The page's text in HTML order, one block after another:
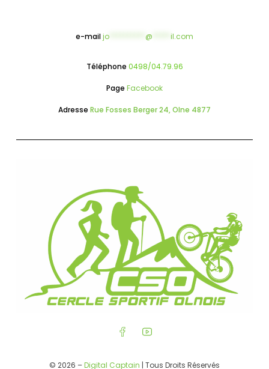
e-mailjo @ il.com
Téléphone 0498/04.79.96
Page Facebook
Adresse Rue Fosses Berger 24, Olne 4877
© 2026 –Digital Captain | Tous Droits Réservés